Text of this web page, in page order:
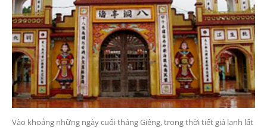
Vào khoảng những ngày cuối tháng Giêng, trong thời tiết giá lạnh lất